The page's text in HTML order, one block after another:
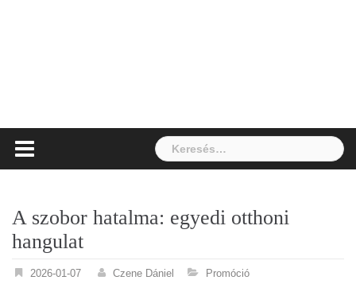
Keresés:
A szobor hatalma: egyedi otthoni
hangulat
2026-01-07 Czene Dániel Promóció